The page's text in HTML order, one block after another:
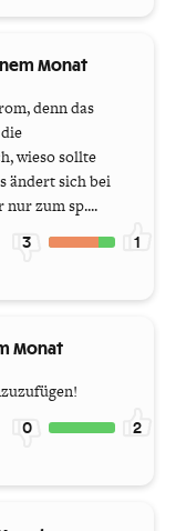
Monat
denn das
wieso sollte
ändert sich bei
zum sp....
3 1
Monat
0 2